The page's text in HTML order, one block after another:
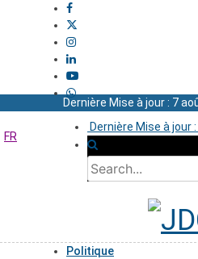
Dernière Mise à jour
Dernière Mise à jour : 7
FR
Politique